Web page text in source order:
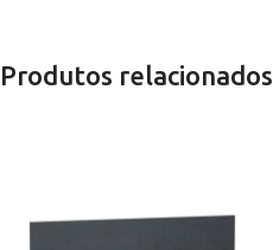
Produtos relacionados